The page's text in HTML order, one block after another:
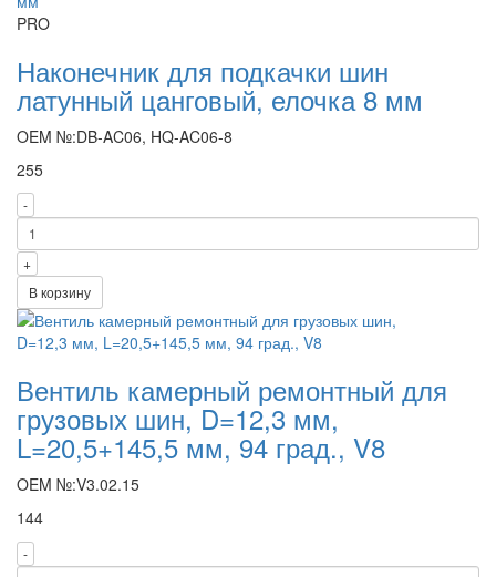
PRO
Наконечник для подкачки шин
латунный цанговый, елочка 8 мм
OEM №:DB-AC06, HQ-AC06-8
255
-
+
В корзину
Вентиль камерный ремонтный для
грузовых шин, D=12,3 мм,
L=20,5+145,5 мм, 94 град., V8
OEM №:V3.02.15
144
-